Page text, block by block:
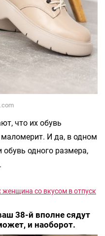
что их обувь
И да, в одном
одного размера,
со вкусом в отпуск
38-й вполне сядут
и наоборот.